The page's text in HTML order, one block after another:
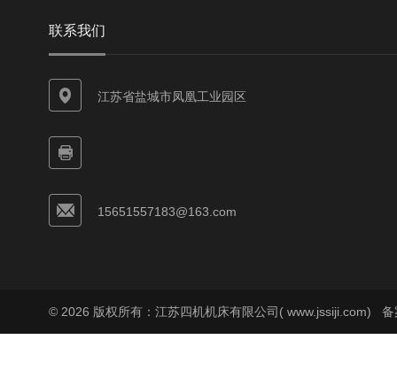
联系我们
江苏省盐城市凤凰工业园区
15651557183@163.com
© 2026 版权所有：江苏四机机床有限公司( www.jssiji.com) 备